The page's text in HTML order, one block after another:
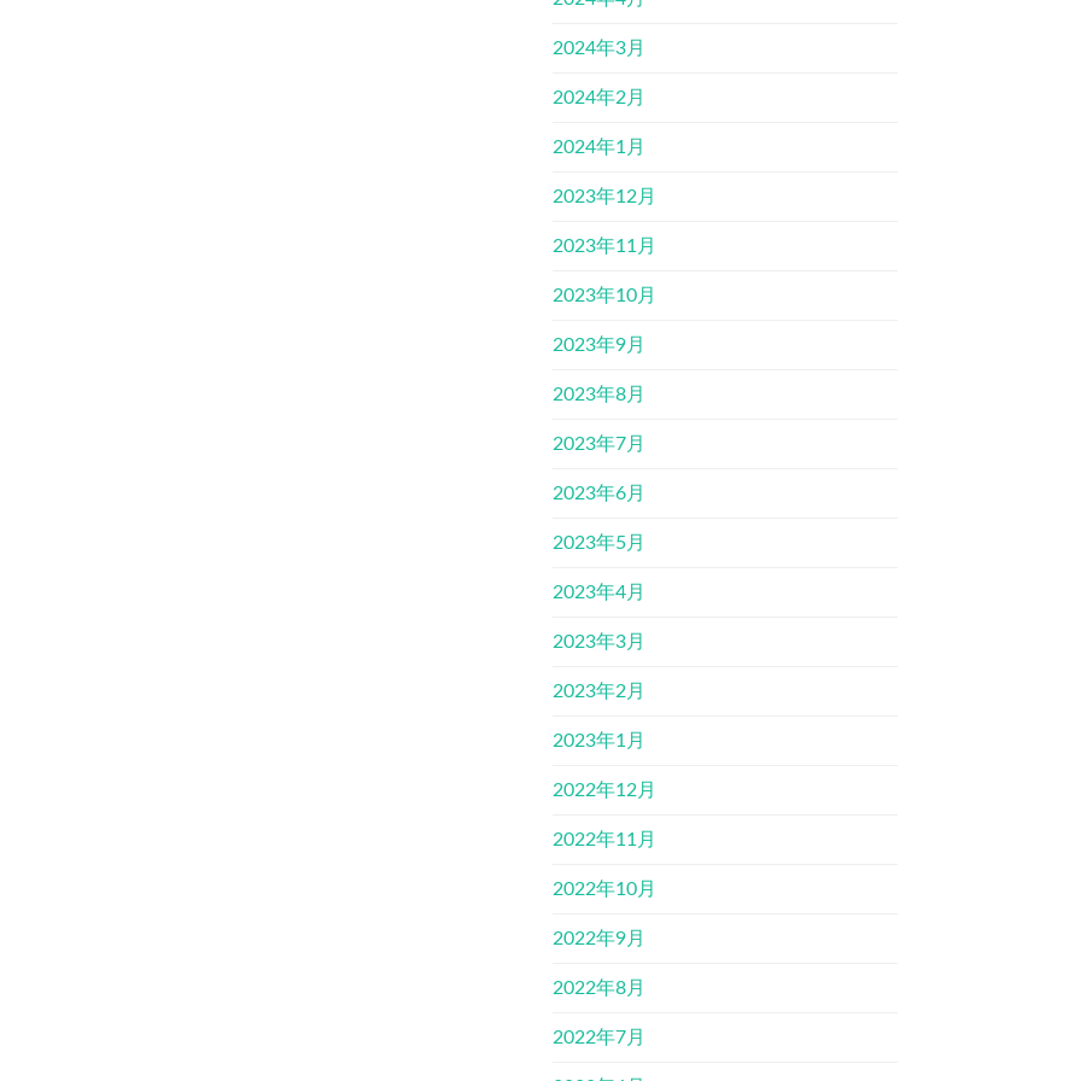
2024年3月
2024年2月
2024年1月
2023年12月
2023年11月
2023年10月
2023年9月
2023年8月
2023年7月
2023年6月
2023年5月
2023年4月
2023年3月
2023年2月
2023年1月
2022年12月
2022年11月
2022年10月
2022年9月
2022年8月
2022年7月